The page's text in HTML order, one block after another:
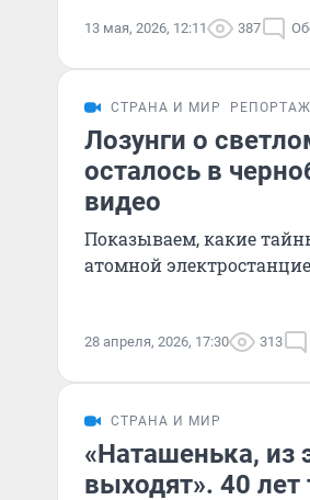
13 мая, 2026, 12:11 387
СТРАНА И МИР РЕПОРТАЖ
Лозунги о
осталось в
видео
Показываем, какие
атомной
28 апреля, 2026, 17:30 313
СТРАНА И МИР
«Наташенька,
выходят». 40